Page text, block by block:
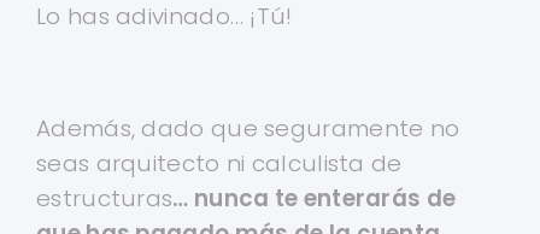
Lo has adivinado… ¡Tú!
Además, dado que seguramente no
seas arquitecto ni calculista de
estructuras… nunca te enterarás de